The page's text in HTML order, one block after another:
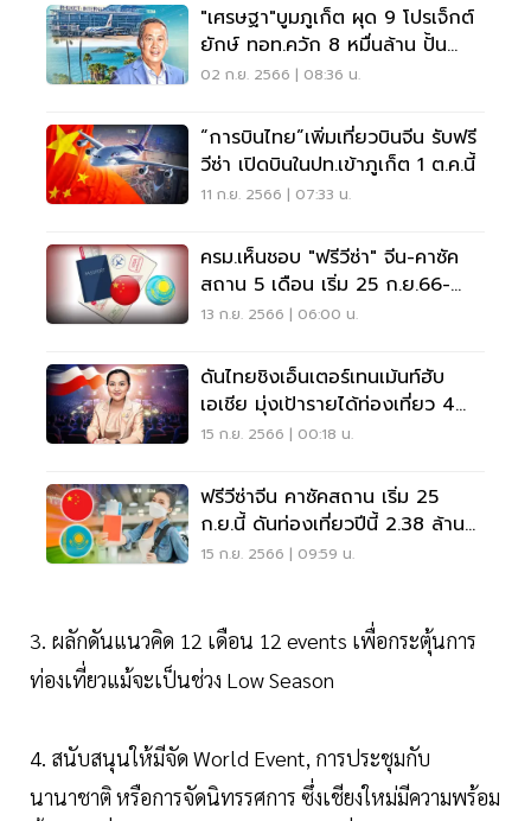
"เศรษฐา"บูมภูเก็ต ผุด 9 โปรเจ็กต์
ยักษ์ ทอท.ควัก 8 หมื่นล้าน ปั้น
สนามบินพังงา
02 ก.ย. 2566 | 08:36 น.
“การบินไทย”เพิ่มเที่ยวบินจีน รับฟรี
วีซ่า เปิดบินในปท.เข้าภูเก็ต 1 ต.ค.นี้
11 ก.ย. 2566 | 07:33 น.
ครม.เห็นชอบ "ฟรีวีซ่า" จีน-คาซัค
สถาน 5 เดือน เริ่ม 25 ก.ย.66-
29ก.พ.67
13 ก.ย. 2566 | 06:00 น.
ดันไทยชิงเอ็นเตอร์เทนเม้นท์ฮับ
เอเชีย มุ่งเป้ารายได้ท่องเที่ยว 4
ล้านล้าน
15 ก.ย. 2566 | 00:18 น.
ฟรีวีซ่าจีน คาซัคสถาน เริ่ม 25
ก.ย.นี้ ดันท่องเที่ยวปีนี้ 2.38 ล้าน
ล้าน
15 ก.ย. 2566 | 09:59 น.
3. ผลักดันแนวคิด 12 เดือน 12 events เพื่อกระตุ้นการ
ท่องเที่ยวแม้จะเป็นช่วง Low Season
4. สนับสนุนให้มีจัด World Event, การประชุมกับ
นานาชาติ หรือการจัดนิทรรศการ ซึ่งเชียงใหม่มีความพร้อม